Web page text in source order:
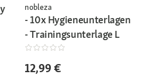
nobleza
- 10x Hygieneunterlagen
- Trainingsunterlage L
12,99 €